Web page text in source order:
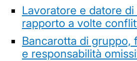
Lavoratore e datore
rapporto a volte
Bancarotta di gruppo,
e responsabilità